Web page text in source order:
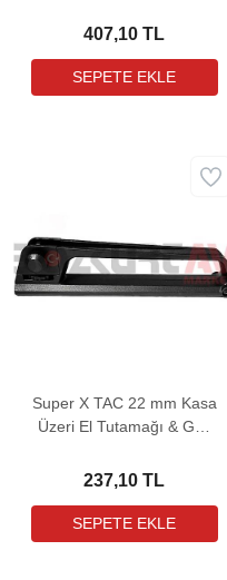
407,10 TL
Super X TAC 22 mm Kasa
Üzeri El Tutamağı & Gez
237,10 TL